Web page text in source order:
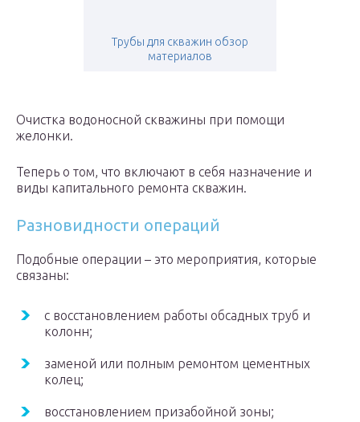
Трубы для скважин обзор
материалов
Очистка водоносной скважины при помощи
желонки.
Теперь о том, что включают в себя назначение и
виды капитального ремонта скважин.
Разновидности операций
Подобные операции – это мероприятия, которые
связаны:
с восстановлением работы обсадных труб и
колонн;
заменой или полным ремонтом цементных
колец;
восстановлением призабойной зоны;